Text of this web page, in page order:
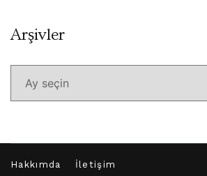
ArşivlerArşivler
Hakkımda İletişim